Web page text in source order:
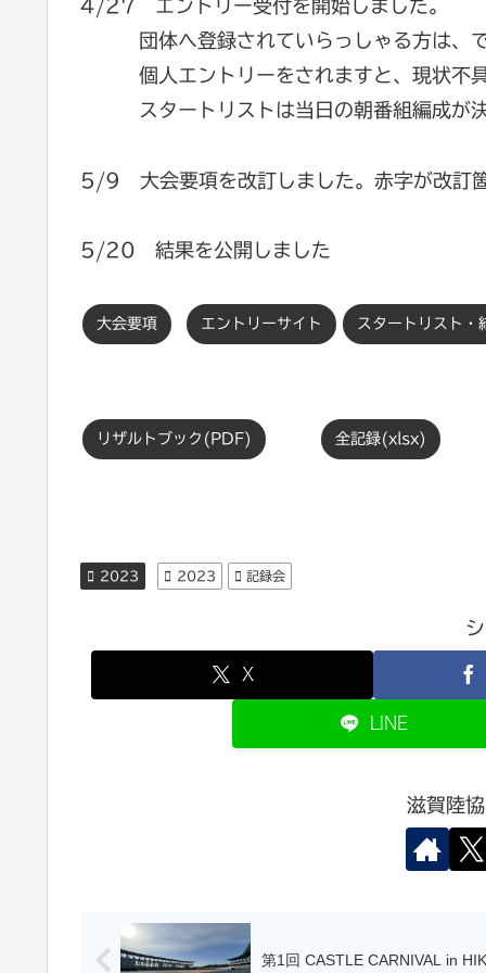
4/27 エントリー受付を開始しました。
団体へ登録されていらっしゃる方は、で
個人エントリーをされますと、現状不具
スタートリストは当日の朝番組編成が決
5/9 大会要項を改訂しました。赤字が改訂
5/20 結果を公開しました
大会要項 エントリーサイト スタートリスト・
リザルトブック(PDF) 全記録(xlsx)
2023 2023 記録会
X
LINE
滋賀陸
第1回 CASTLE CARNIVAL in